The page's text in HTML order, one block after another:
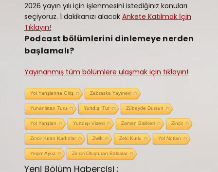
2026 yayın yılı için işlenmesini istediğiniz konuları
seçiyoruz. 1 dakikanızı alacak Ankete Katılmak İçin
Tıklayın!
Podcast bölümlerini dinlemeye nerden
başlamalı?
Yayınanmış tüm bölümlere ulaşmak için tıklayın!
Yol Yarışlarına Giriş Zebraska Yayınevi
Yunanistan Turu Yurtdışı Tur Zübeyde Dursun
Yol Yarışları Yurtdışı Vizesi Zaman Bisikleti Zincir
Zincir Kıran Kadınlar Zwift Zeki Kutlu Yol Notları
Yeşim Ayöz Zinciri Oluşturan Baklalar
Yeni Bölüm Habercisi ;